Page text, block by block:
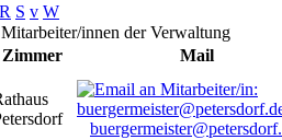
R S v W
innen der Verwaltung
Zimmer Mail